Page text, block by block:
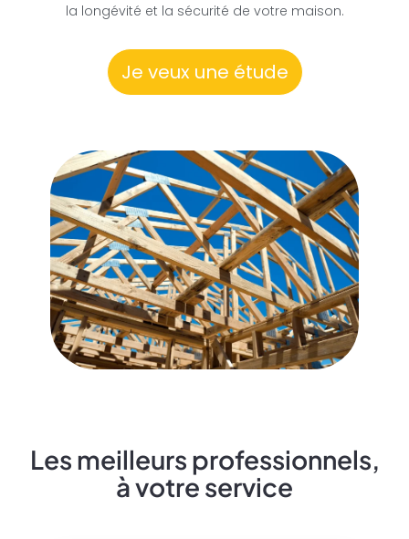
la longévité et la sécurité de votre maison.
Je veux une étude
Les meilleurs professionnels,
à votre service